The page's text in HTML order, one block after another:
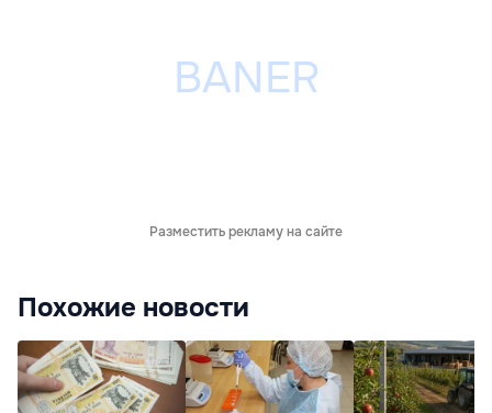
Разместить рекламу на сайте
Похожие новости